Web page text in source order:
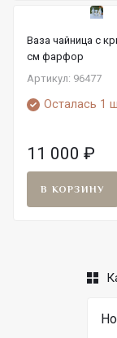
Ваза чайница с
см фарфор
Артикул: 96477
Осталась 1
11 000 ₽
В КОРЗИНУ